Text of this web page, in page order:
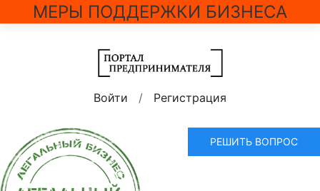
МЕРЫ ПОДДЕРЖКИ БИЗНЕСА
Войти / Регистрация
РЕШИТЬ ВОПРОС